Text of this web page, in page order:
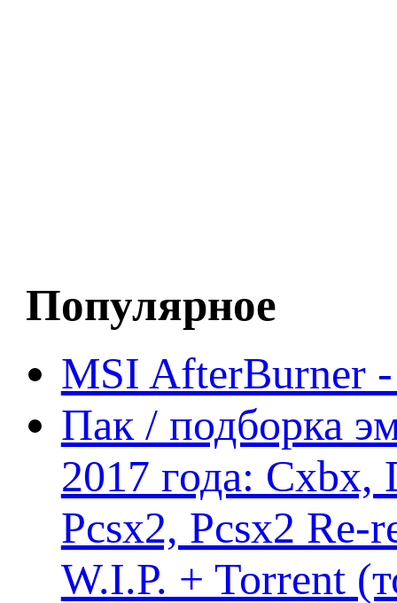
Популярное
MSI AfterBurner
Пак / подборка
2017 года:
Pcsx2, Pcsx2
W.I.P. + Torrent